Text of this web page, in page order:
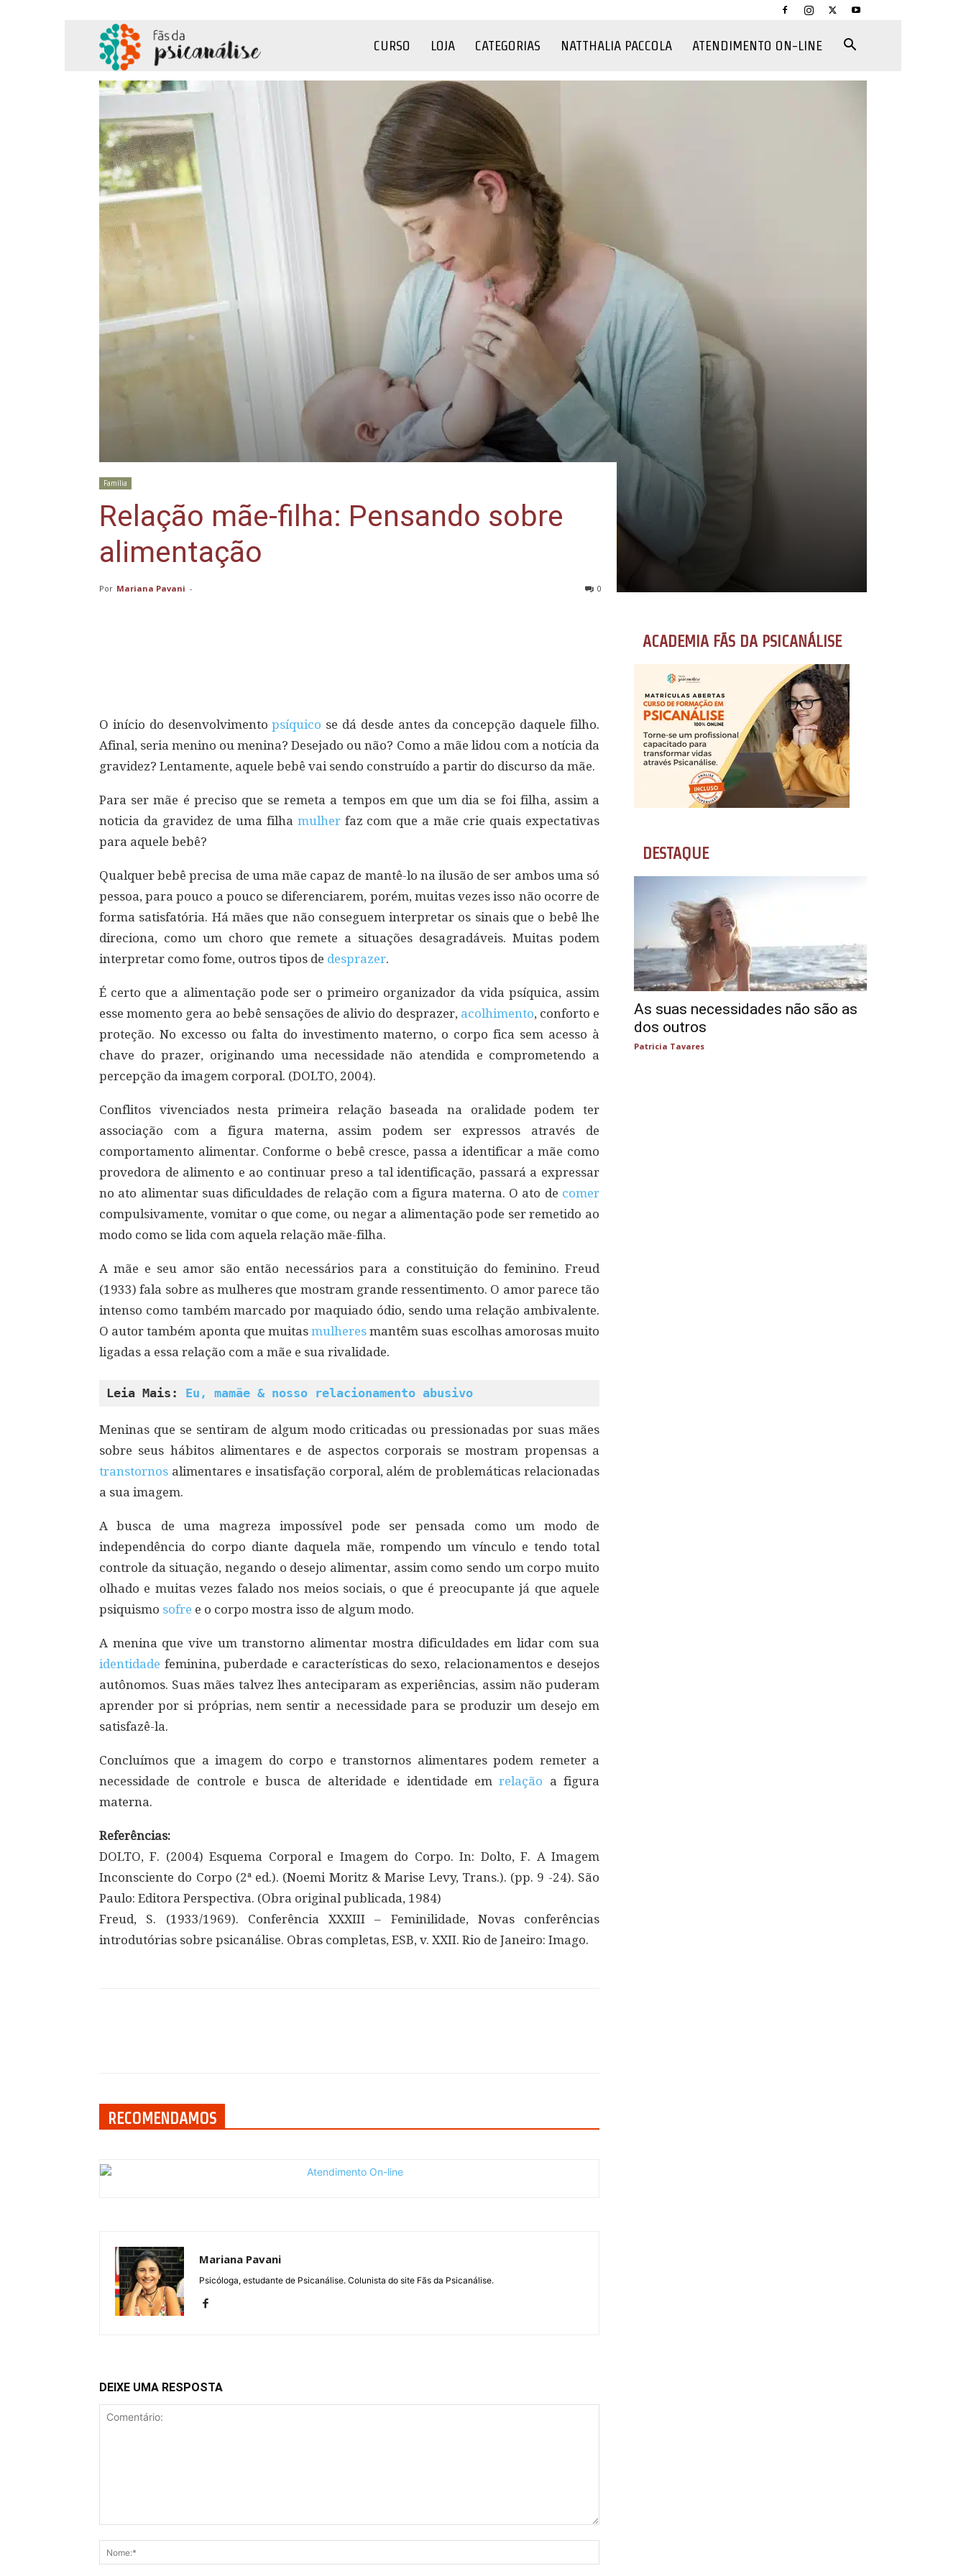
Psicanálise
CURSO LOJA CATEGORIAS NATTHALIA PACCOLA ATENDIMENTO ON-LINE
Família
Relação mãe-filha: Pensando sobre
alimentação
Por Mariana Pavani - 0
O início do desenvolvimentopsíquico se dá desde antes da concepção daquele filho.
Afinal, seria menino ou menina? Desejado ou não? Como a mãe lidou com a notícia da
gravidez? Lentamente, aquele bebê vai sendo construído a partir do discurso da mãe.
Para ser mãe é preciso que se remeta a tempos em que um dia se foi filha, assim a
noticia da gravidez de uma filha mulherfaz com que a mãe crie quais expectativas
para aquele bebê?
Qualquer bebê precisa de uma mãe capaz de mantê-lo na ilusão de ser ambos uma só
pessoa, para pouco a pouco se diferenciarem, porém, muitas vezes isso não ocorre de
forma satisfatória. Há mães que não conseguem interpretar os sinais que o bebê lhe
direciona, como um choro que remete a situações desagradáveis. Muitas podem
interpretar como fome, outros tipos de desprazer.
É certo que a alimentação pode ser o primeiro organizador da vida psíquica, assim
esse momento gera ao bebê sensações de alivio do desprazer, acolhimento, conforto e
proteção. No excesso ou falta do investimento materno, o corpo fica sem acesso à
chave do prazer, originando uma necessidade não atendida e comprometendo a
percepção da imagem corporal. (DOLTO, 2004).
Conflitos vivenciados nesta primeira relação baseada na oralidade podem ter
associação com a figura materna, assim podem ser expressos através de
comportamento alimentar. Conforme o bebê cresce, passa a identificar a mãe como
provedora de alimento e ao continuar preso a tal identificação, passará a expressar
no ato alimentar suas dificuldades de relação com a figura materna. O ato de comer
compulsivamente, vomitar o que come, ou negar a alimentação pode ser remetido ao
modo como se lida com aquela relação mãe-filha.
A mãe e seu amor são então necessários para a constituição do feminino. Freud
(1933) fala sobre as mulheres que mostram grande ressentimento. O amor parece tão
intenso como também marcado por maquiado ódio, sendo uma relação ambivalente.
O autor também aponta que muitasmulheresmantêm suas escolhas amorosas muito
ligadas a essa relação com a mãe e sua rivalidade.
Leia Mais: Eu, mamãe & nosso relacionamento abusivo
Meninas que se sentiram de algum modo criticadas ou pressionadas por suas mães
sobre seus hábitos alimentares e de aspectos corporais se mostram propensas a
transtornos alimentares e insatisfação corporal, além de problemáticas relacionadas
a sua imagem.
A busca de uma magreza impossível pode ser pensada como um modo de
independência do corpo diante daquela mãe, rompendo um vínculo e tendo total
controle da situação, negando o desejo alimentar, assim como sendo um corpo muito
olhado e muitas vezes falado nos meios sociais, o que é preocupante já que aquele
psiquismo sofre e o corpo mostra isso de algum modo.
A menina que vive um transtorno alimentar mostra dificuldades em lidar com sua
identidade feminina, puberdade e características do sexo, relacionamentos e desejos
autônomos. Suas mães talvez lhes anteciparam as experiências, assim não puderam
aprender por si próprias, nem sentir a necessidade para se produzir um desejo em
satisfazê-la.
Concluímos que a imagem do corpo e transtornos alimentares podem remeter a
necessidade de controle e busca de alteridade e identidade emrelação a figura
materna.
Referências:
DOLTO, F. (2004) Esquema Corporal e Imagem do Corpo. In: Dolto, F. A Imagem
Inconsciente do Corpo (2ª ed.). (Noemi Moritz & Marise Levy, Trans.). (pp. 9 -24). São
Paulo: Editora Perspectiva. (Obra original publicada, 1984)
Freud, S. (1933/1969). Conferência XXXIII – Feminilidade, Novas conferências
introdutórias sobre psicanálise. Obras completas, ESB, v. XXII. Rio de Janeiro: Imago.
RECOMENDAMOS
Mariana Pavani
Psicóloga, estudante de Psicanálise. Colunista do site Fãs da Psicanálise.
DEIXE UMA RESPOSTA
ACADEMIA FÃS DA PSICANÁLISE
DESTAQUE
As suas necessidades não são as
dos outros
Patricia Tavares